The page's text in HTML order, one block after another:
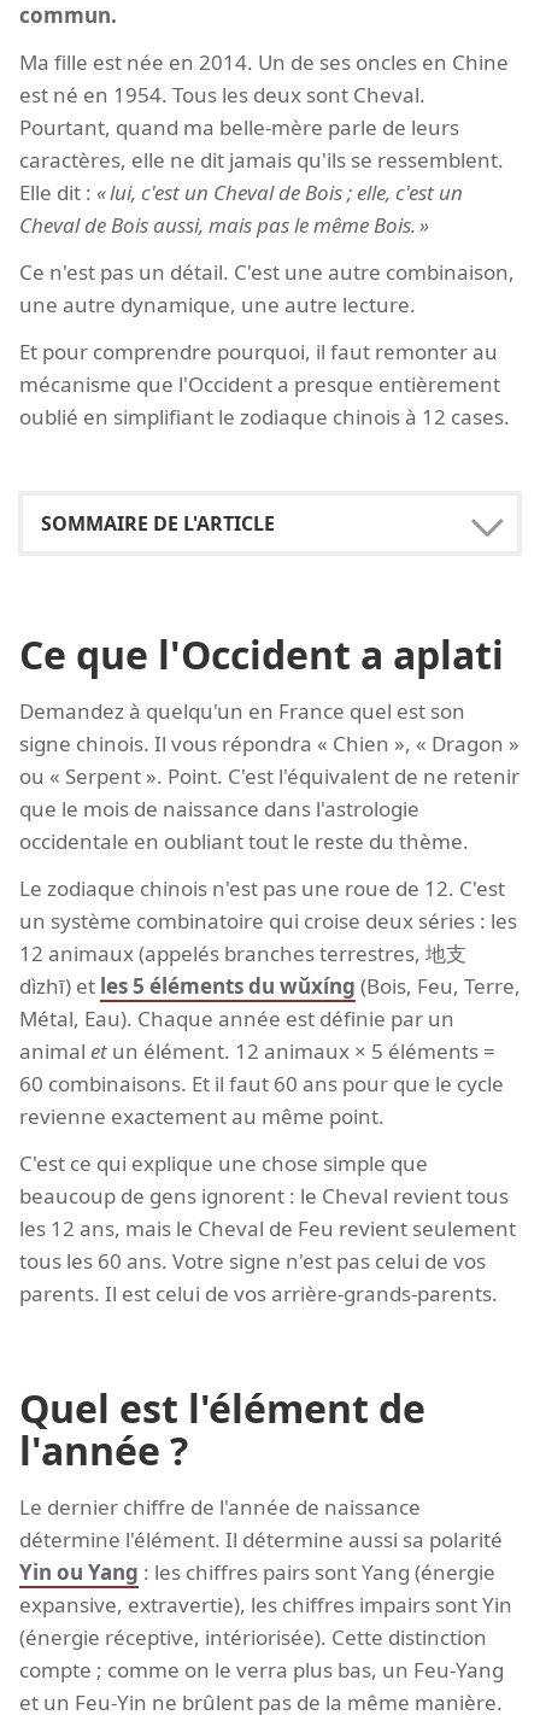
commun.
Ma fille est née en 2014. Un de ses oncles en Chine
est né en 1954. Tous les deux sont Cheval.
Pourtant, quand ma belle-mère parle de leurs
caractères, elle ne dit jamais qu'ils se ressemblent.
Elle dit :
lui, c'est un Cheval de Bois ; elle, c'est un
Cheval de Bois aussi, mais pas le même Bois.
Ce n'est pas un détail. C'est une autre combinaison,
une autre dynamique, une autre lecture.
Et pour comprendre pourquoi, il faut remonter au
mécanisme que l'Occident a presque entièrement
oublié en simplifiant le zodiaque chinois à 12 cases.
Ce que l'Occident a aplati
Demandez à quelqu'un en France quel est son
signe chinois. Il vous répondra « Chien », « Dragon »
ou « Serpent ». Point. C'est l'équivalent de ne retenir
que le mois de naissance dans l'astrologie
occidentale en oubliant tout le reste du thème.
Le zodiaque chinois n'est pas une roue de 12. C'est
un système combinatoire qui croise deux séries : les
12 animaux (appelés branches terrestres, 地支
dìzhī) et les 5 éléments du wǔxíng (Bois, Feu, Terre,
Métal, Eau). Chaque année est définie par un
animal et un élément. 12 animaux × 5 éléments =
60 combinaisons. Et il faut 60 ans pour que le cycle
revienne exactement au même point.
C'est ce qui explique une chose simple que
beaucoup de gens ignorent : le Cheval revient tous
les 12 ans, mais le Cheval de Feu revient seulement
tous les 60 ans. Votre signe n'est pas celui de vos
parents. Il est celui de vos arrière-grands-parents.
Quel est l'élément de
l'année ?
Le dernier chiffre de l'année de naissance
détermine l'élément. Il détermine aussi sa polarité
Yin ou Yang : les chiffres pairs sont Yang (énergie
expansive, extravertie), les chiffres impairs sont Yin
(énergie réceptive, intériorisée). Cette distinction
compte ; comme on le verra plus bas, un Feu-Yang
et un Feu-Yin ne brûlent pas de la même manière.